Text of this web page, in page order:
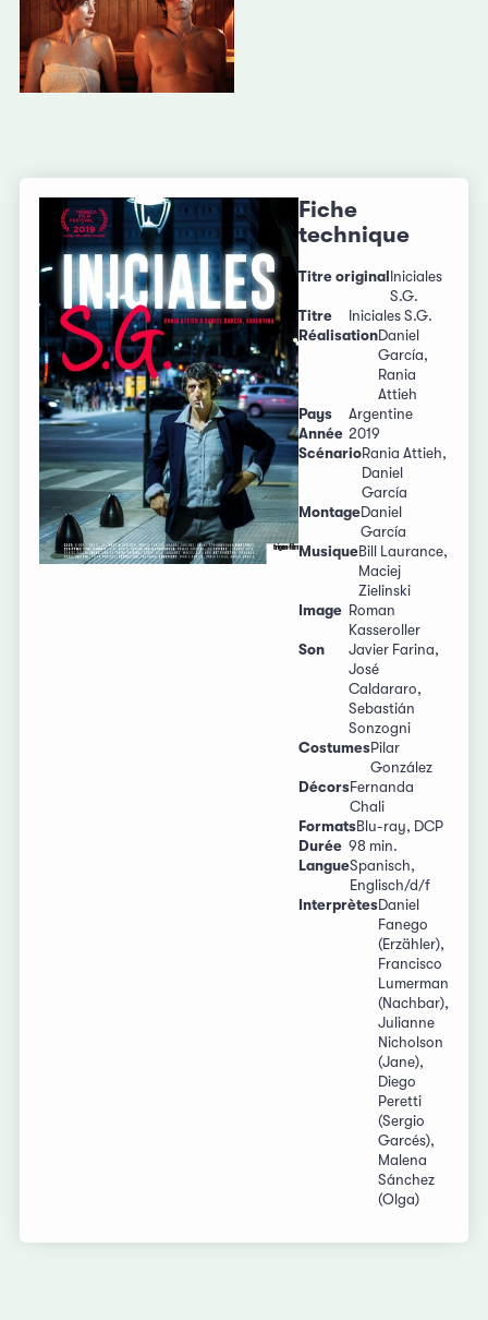
Fiche
technique
Titre original Iniciales
S.G.
Titre
Iniciales S.G.
RéalisationDaniel
García,
Rania
Attieh
Pays
Argentine
Année 2019
ScénarioRania Attieh,
Daniel
García
MontageDaniel
García
MusiqueBill Laurance,
Maciej
Zielinski
Image Roman
Kasseroller
Son
Javier Farina,
José
Caldararo,
Sebastián
Sonzogni
CostumesPilar
González
DécorsFernanda
Chali
FormatsBlu-ray, DCP
Durée 98 min.
LangueSpanisch,
Englisch/d/f
InterprètesDaniel
Fanego
(Erzähler),
Francisco
Lumerman
(Nachbar),
Julianne
Nicholson
(Jane),
Diego
Peretti
(Sergio
Garcés),
Malena
Sánchez
(Olga)